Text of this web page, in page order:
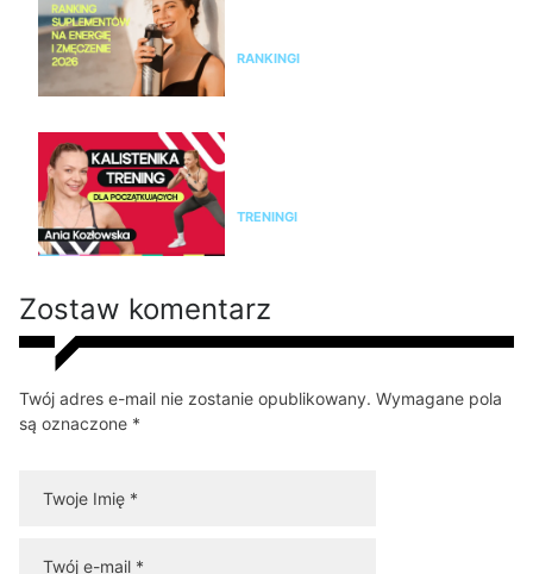
RANKINGI
TRENINGI
Zostaw komentarz
Twój adres e-mail nie zostanie opublikowany. Wymagane pola
są oznaczone *